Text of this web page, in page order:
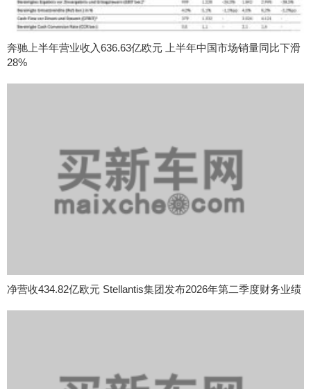
奔驰上半年营业收入636.63亿欧元 上半年中国市场销量同比下滑
28%
净营收434.82亿欧元 Stellantis集团发布2026年第二季度财务业绩